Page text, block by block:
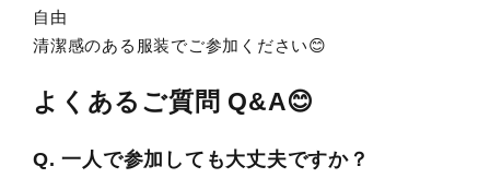
自由
清潔感のある服装でご参加ください😊
よくあるご質問 Q&A😊
Q. 一人で参加しても大丈夫ですか？